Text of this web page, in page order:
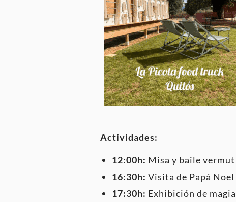
Actividades:
12:00h: Misa y baile vermut
16:30h: Visita de Papá
17:30h: Exhibición de